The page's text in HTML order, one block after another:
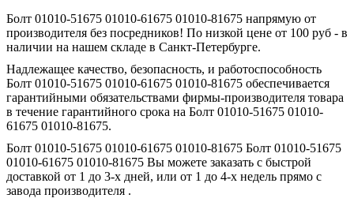
Болт 01010-51675 01010-61675 01010-81675 напрямую от
производителя без посредников! По низкой цене от 100 руб - в
наличии на нашем складе в Санкт-Петербурге.
Надлежащее качество, безопасность, и работоспособность
Болт 01010-51675 01010-61675 01010-81675 обеспечивается
гарантийными обязательствами фирмы-производителя товара
в течение гарантийного срока на Болт 01010-51675 01010-
61675 01010-81675.
Болт 01010-51675 01010-61675 01010-81675 Болт 01010-51675
01010-61675 01010-81675 Вы можете заказать с быстрой
доставкой от 1 до 3-х дней, или от 1 до 4-х недель прямо с
завода производителя .